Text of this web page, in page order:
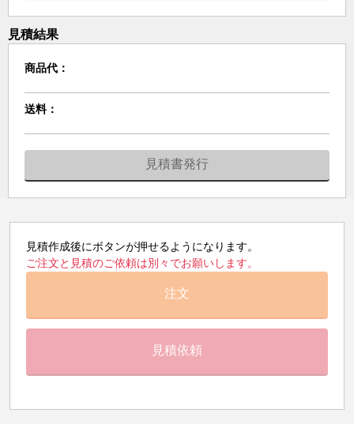
見積結果
商品代：
送料：
見積書発行
見積作成後にボタンが押せるようになります。
ご注文と見積のご依頼は別々でお願いします。
注文
見積依頼